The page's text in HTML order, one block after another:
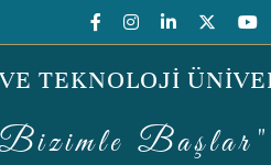
TEKNOLOJİ
Başlar"